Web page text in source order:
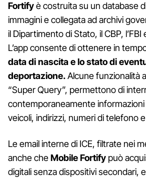
Fortifyè costruita su un database
immagini e collegata ad archivi
il Dipartimento di Stato, il CBP,
L’app consente di ottenere in
data di nascita e lo stato di
deportazione.Alcune funzionalità
“Super Query”, permettono di
contemporaneamente
veicoli, indirizzi, numeri di telefono
Le email interne di ICE, filtrate nei
anche cheMobile Fortify può
digitali senza dispositivi secondari,